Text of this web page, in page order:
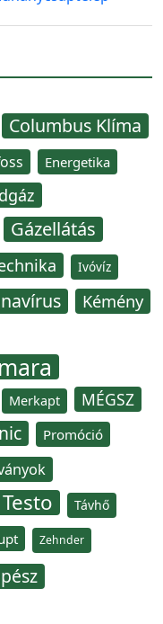
Columbus Klíma
Energetika
Gázellátás
Ivóvíz
Kémény
Merkapt MÉGSZ
Promóció
Testo Távhő
Zehnder